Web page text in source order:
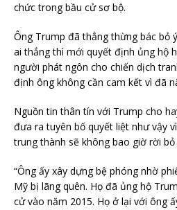
chức trong bầu cử sơ bộ.
Ông Trump đã thẳng thừng bác bỏ
ai thắng thì mới quyết định ủng hộ
người phát ngôn cho chiến dịch
định ông không cần cam kết vì đã
Nguồn tin thân tín với Trump cho
đưa ra tuyên bố quyết liệt như vậy
trung thành sẽ không bao giờ rời bỏ
“Ông ấy xây dựng bệ phóng nhờ
Mỹ bị lãng quên. Họ đã ủng hộ
cử vào năm 2015. Họ ở lại với ông